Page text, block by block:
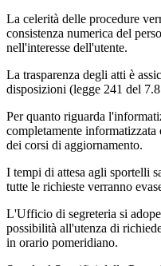
La celerità delle procedure
consistenza numerica del
nell'interesse dell'utente.
La trasparenza degli atti è
disposizioni (legge 241 del
Per quanto riguarda
completamente informatizzata
dei corsi di aggiornamento.
I tempi di attesa agli sportelli
tutte le richieste verranno
L'Ufficio di segreteria si
possibilità all'utenza di
in orario pomeridiano.